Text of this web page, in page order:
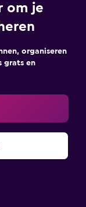
om je
organiseren
grats en